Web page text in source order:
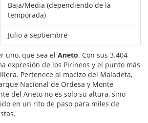
Baja/Media (dependiendo de la
temporada)
Julio a septiembre
uno, que sea el Aneto. Con sus 3.404
expresión de los Pirineos y el punto más
Pertenece al macizo del Maladeta,
Nacional de Ordesa y Monte
del Aneto no es solo su altura, sino
en un rito de paso para miles de